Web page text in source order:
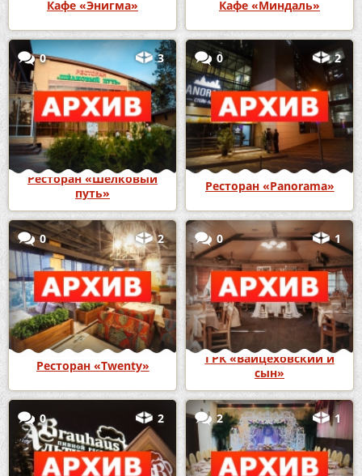
Кафе «Энигма» Кафе «Миндаль»
0 3
Ресторан «Шелковый
путь»
0 2
Ресторан «Panorama»
0 2
Ресторан «Twenty»
0 1
ГРК «Вайцеховский и
сын»
0 2 2 1